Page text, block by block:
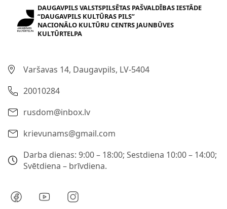
DAUGAVPILS VALSTSPILSĒTAS PAŠVALDĪBAS IESTĀDE
“DAUGAVPILS KULTŪRAS PILS”
NACIONĀLO KULTŪRU CENTRS JAUNBŪVES
KULTŪRTELPA
Varšavas 14, Daugavpils, LV-5404
20010284
rusdom@inbox.lv
krievunams@gmail.com
Darba dienas: 9:00 – 18:00; Sestdiena 10:00 – 14:00;
Svētdiena – brīvdiena.